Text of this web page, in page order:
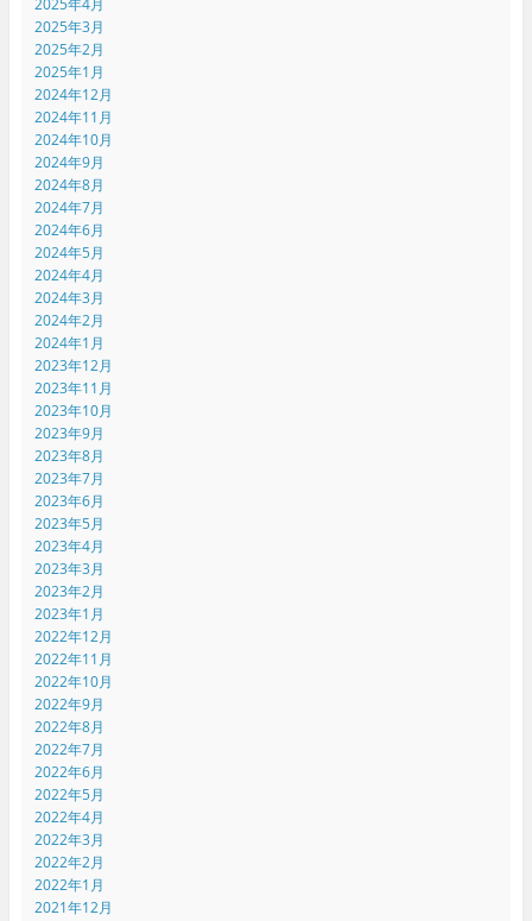
2025年4月
2025年3月
2025年2月
2025年1月
2024年12月
2024年11月
2024年10月
2024年9月
2024年8月
2024年7月
2024年6月
2024年5月
2024年4月
2024年3月
2024年2月
2024年1月
2023年12月
2023年11月
2023年10月
2023年9月
2023年8月
2023年7月
2023年6月
2023年5月
2023年4月
2023年3月
2023年2月
2023年1月
2022年12月
2022年11月
2022年10月
2022年9月
2022年8月
2022年7月
2022年6月
2022年5月
2022年4月
2022年3月
2022年2月
2022年1月
2021年12月